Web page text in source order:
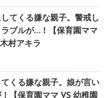
てくる嫌な親子。警戒し
ブルが…！【保育園ママ
村アキラ
くる嫌な親子。娘が言い
【保育園ママ VS 幼稚園